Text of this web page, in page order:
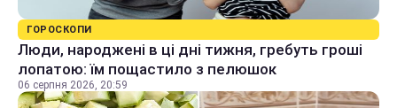
ГОРОСКОПИ
Люди, народжені в ці дні тижня, гребуть гроші
лопатою: їм пощастило з пелюшок
06 серпня 2026, 20:59